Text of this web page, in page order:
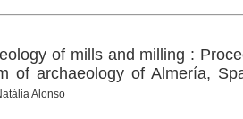
of mills and milling :
of archaeology of Almería,
Alonso